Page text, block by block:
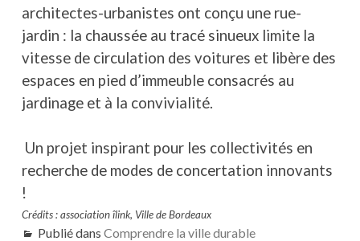
architectes-urbanistes ont conçu une rue-
jardin : la chaussée au tracé sinueux limite la
vitesse de circulation des voitures et libère des
espaces en pied d’immeuble consacrés au
jardinage et à la convivialité.
Un projet inspirant pour les collectivités en
recherche de modes de concertation innovants
!
Crédits : association îlink, Ville de Bordeaux
Publié dans Comprendre la ville durable